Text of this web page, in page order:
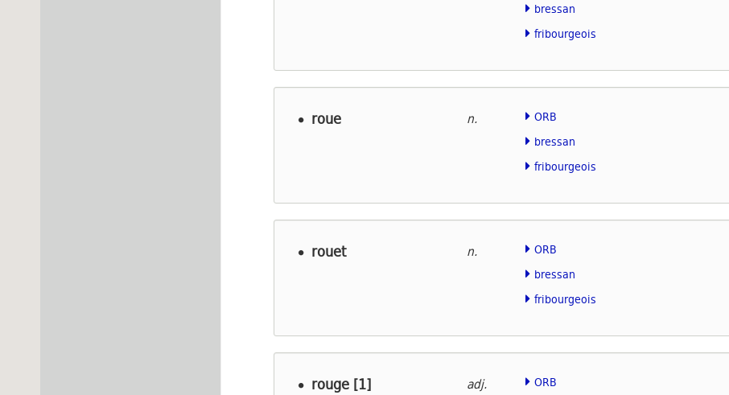
bressan
fribourgeois
roue n.
ORB
bressan
fribourgeois
rouet n.
ORB
bressan
fribourgeois
rouge [1] adj.
ORB